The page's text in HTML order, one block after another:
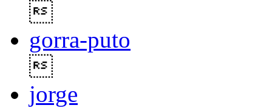
gorra-puto
jorge